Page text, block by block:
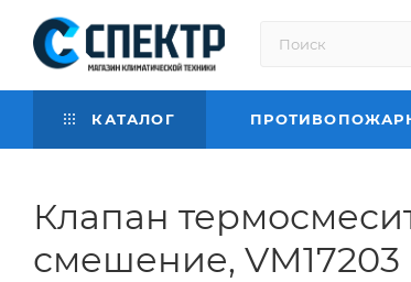
КАТАЛОГ
Клапан
смешение, VM17203